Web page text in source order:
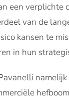
een verplichte
van de
kansen te
in hun
namelijk